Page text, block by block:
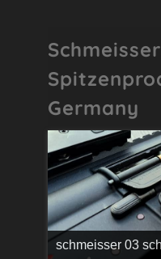
Germany
schmeisser 03